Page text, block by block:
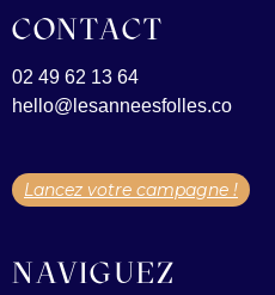
CONTACT
02 49 62 13 64
hello@lesanneesfolles.co
Lancez votre campagne !
NAVIGUEZ